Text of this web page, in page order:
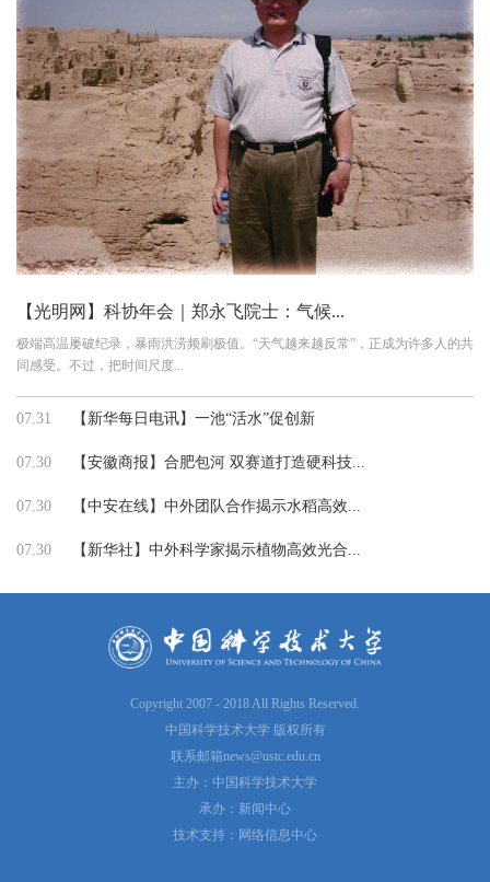
【光明网】科协年会｜郑永飞院士：气候...
极端高温屡破纪录，暴雨洪涝频刷极值。“天气越来越反常”，正成为许多人的共
同感受。不过，把时间尺度...
07.31 【新华每日电讯】一池“活水”促创新
07.30 【安徽商报】合肥包河 双赛道打造硬科技...
07.30 【中安在线】中外团队合作揭示水稻高效...
07.30 【新华社】中外科学家揭示植物高效光合...
Copyright 2007 - 2018 All Rights Reserved.
中国科学技术大学 版权所有
联系邮箱news@ustc.edu.cn
主办：中国科学技术大学
承办：新闻中心
技术支持：网络信息中心